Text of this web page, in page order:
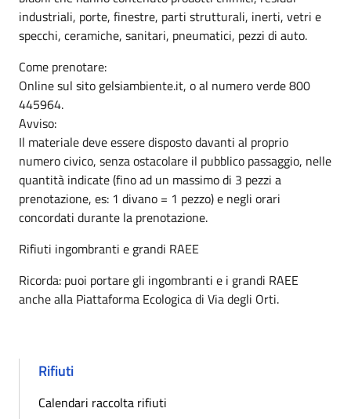
industriali, porte, finestre, parti strutturali, inerti, vetri e
specchi, ceramiche, sanitari, pneumatici, pezzi di auto.
Come prenotare:
Online sul sito gelsiambiente.it, o al numero verde 800
445964.
Avviso:
Il materiale deve essere disposto davanti al proprio
numero civico, senza ostacolare il pubblico passaggio, nelle
quantità indicate (fino ad un massimo di 3 pezzi a
prenotazione, es: 1 divano = 1 pezzo) e negli orari
concordati durante la prenotazione.
Rifiuti ingombranti e grandi RAEE
Ricorda: puoi portare gli ingombranti e i grandi RAEE
anche alla Piattaforma Ecologica di Via degli Orti.
Rifiuti
Calendari raccolta rifiuti